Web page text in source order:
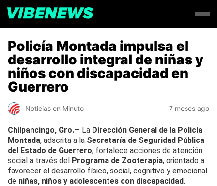
Policía Montada impulsa el
desarrollo integral de niñas y
niños con discapacidad en
Guerrero
Noticias en Minuto 7 meses ago
Chilpancingo, Gro.— La Dirección General de la Policía
Montada, adscrita a la Secretaría de Seguridad Pública
del Estado de Guerrero, fortalece acciones de atención
social a través del Programa de Zooterapia, orientado a
favorecer el desarrollo físico, social, cognitivo y emocional
de niñas, niños y adolescentes con discapacidad.